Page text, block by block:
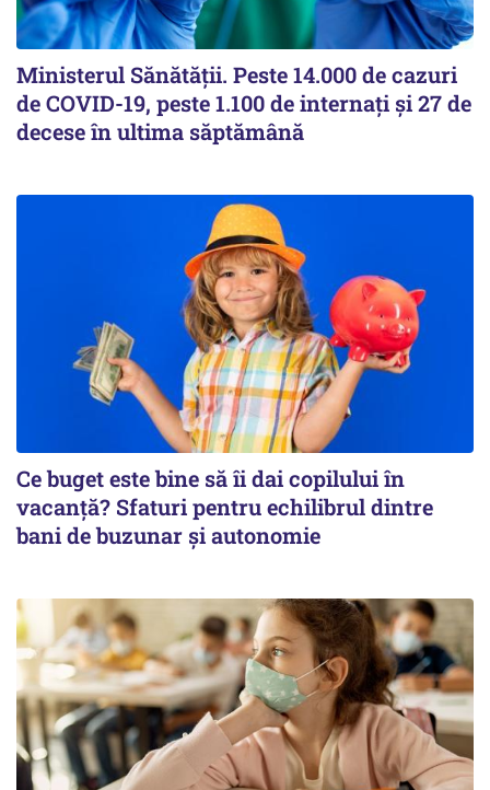
Ministerul Sănătății. Peste 14.000 de cazuri
de COVID-19, peste 1.100 de internați și 27 de
decese în ultima săptămână
Ce buget este bine să îi dai copilului în
vacanță? Sfaturi pentru echilibrul dintre
bani de buzunar și autonomie